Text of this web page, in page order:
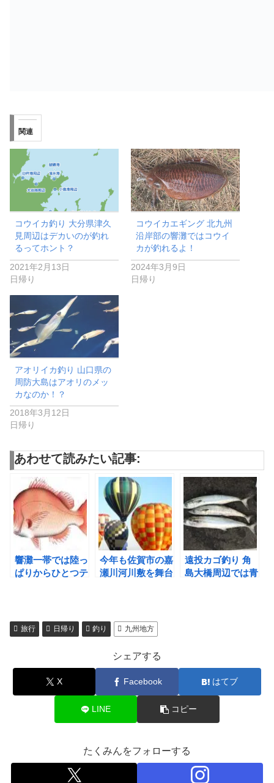
関連
コウイカ釣り 大分県津久
見周辺はデカいのが釣れ
るってホント？
2021年2月13日
日帰り
コウイカエギング 北九州
沿岸部の響灘ではコウイ
カが釣れるよ！
2024年3月9日
日帰り
アオリイカ釣り 山口県の
周防大島はアオリのメッ
カなのか！？
2018年3月12日
日帰り
あわせて読みたい記事:
響灘一帯では陸っ
ぱりからひとつテ
今年も佐賀市の嘉
瀬川河川敷を舞台
遠投カゴ釣り 角
島大橋周辺では青
旅行 日帰り 釣り 九州地方
シェアする
X Facebook はてブ
LINE コピー
たくみんをフォローする